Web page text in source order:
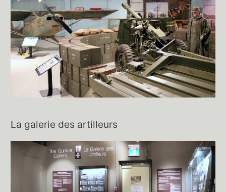
La galerie des artilleurs